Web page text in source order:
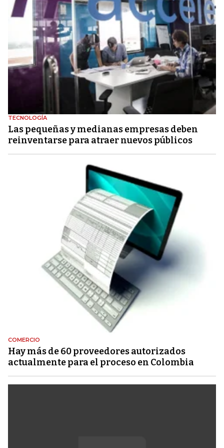
TECNOLOGÍA
Las pequeñas y medianas empresas deben
reinventarse para atraer nuevos públicos
COMERCIO
Hay más de 60 proveedores autorizados
actualmente para el proceso en Colombia